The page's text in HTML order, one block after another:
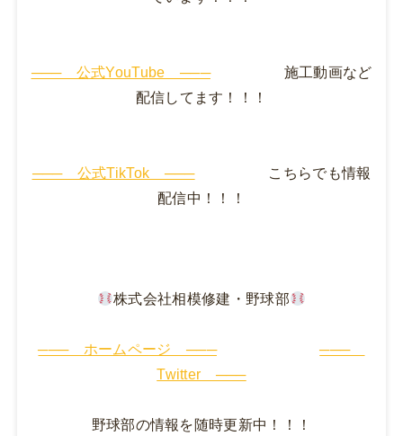
─── 公式YouTube ───施工動画など
配信してます！！！
─── 公式TikTok ───こちらでも情報
配信中！！！
株式会社相模修建・野球部
─── ホームページ ───
───
Twitter ───
野球部の情報を随時更新中！！！